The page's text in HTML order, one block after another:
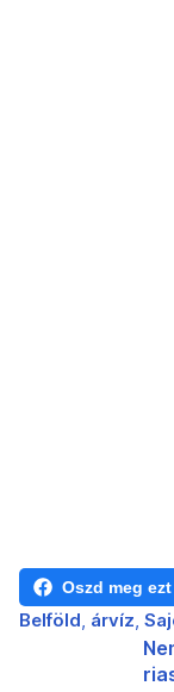
Oszd meg
Belföld árvíz